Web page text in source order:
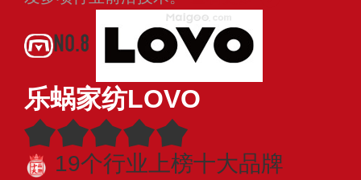
NO.8
乐蜗家纺LOVO
19个行业上榜十大品牌